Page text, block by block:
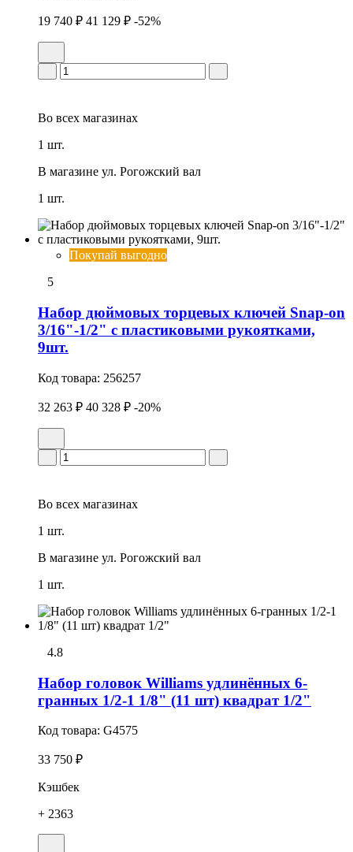
19 740 ₽ 41 129 ₽ -52%
Во всех магазинах
1 шт.
В магазине ул. Рогожский вал
1 шт.
Покупай выгодно
5
Набор дюймовых торцевых ключей Snap-on
3/16"-1/2" с пластиковыми рукоятками,
9шт.
Код товара: 256257
32 263 ₽ 40 328 ₽ -20%
Во всех магазинах
1 шт.
В магазине ул. Рогожский вал
1 шт.
4.8
Набор головок Williams удлинённых 6-
гранных 1/2-1 1/8" (11 шт) квадрат 1/2"
Код товара: G4575
33 750 ₽
Кэшбек
+ 2363